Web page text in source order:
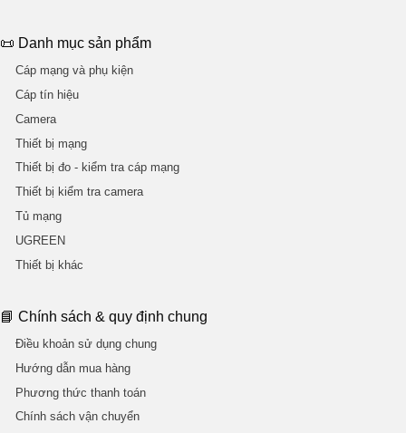
📜 Danh mục sản phẩm
Cáp mạng và phụ kiện
Cáp tín hiệu
Camera
Thiết bị mạng
Thiết bị đo - kiểm tra cáp mạng
Thiết bị kiểm tra camera
Tủ mạng
UGREEN
Thiết bị khác
📘 Chính sách & quy định chung
Điều khoản sử dụng chung
Hướng dẫn mua hàng
Phương thức thanh toán
Chính sách vận chuyển